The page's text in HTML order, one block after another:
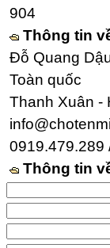
904
Thông tin
Đỗ Quang
Toàn quốc
Thanh Xuân -
0919.479.289
Thông tin